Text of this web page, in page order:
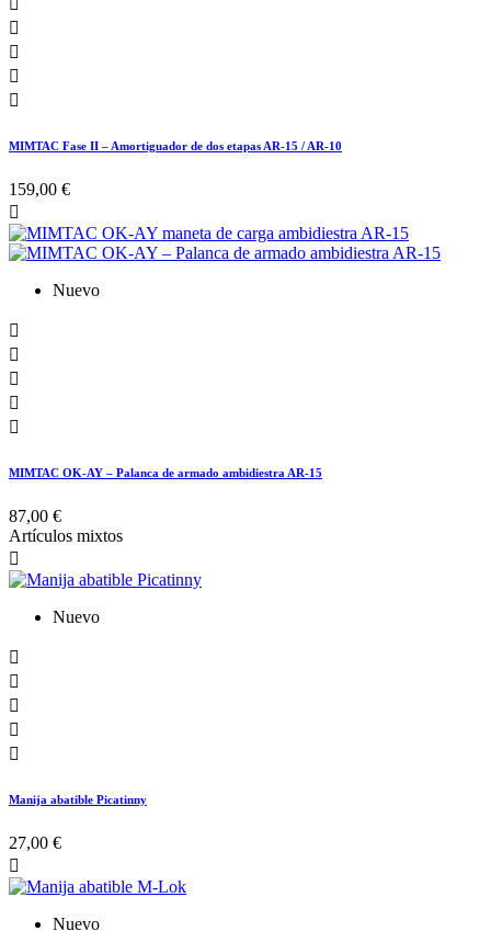




MIMTAC Fase II – Amortiguador de dos etapas AR-15 / AR-10
159,00 €

Nuevo





MIMTAC OK-AY – Palanca de armado ambidiestra AR-15
87,00 €
Artículos mixtos

Nuevo





Manija abatible Picatinny
27,00 €

Nuevo